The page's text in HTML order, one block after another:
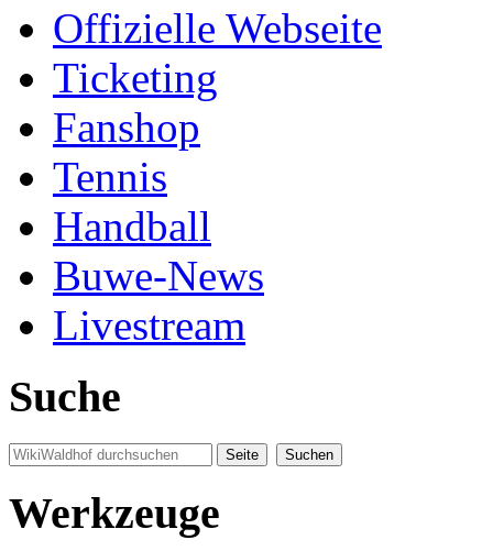
Offizielle Webseite
Ticketing
Fanshop
Tennis
Handball
Buwe-News
Livestream
Suche
Werkzeuge